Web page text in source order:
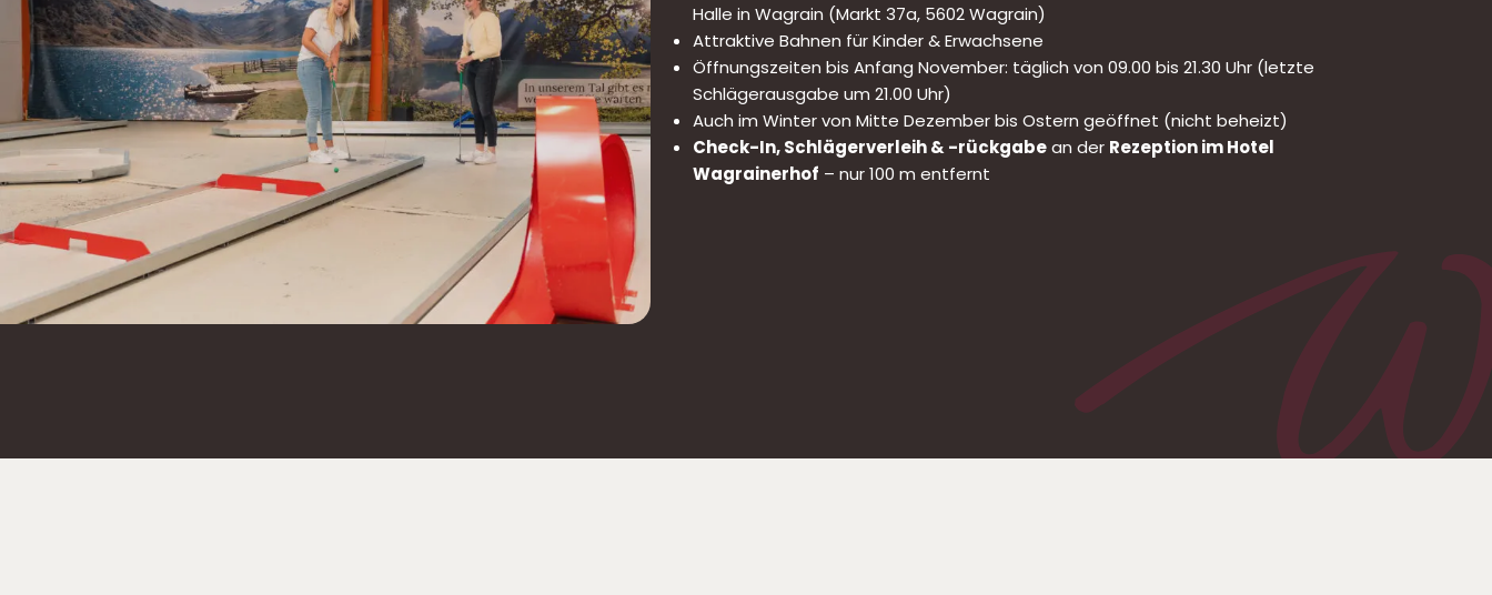
Halle in Wagrain (Markt 37a, 5602 Wagrain)
Attraktive Bahnen für Kinder & Erwachsene
Öffnungszeiten bis Anfang November: täglich von 09.00 bis 21.30 Uhr (letzte
Schlägerausgabe um 21.00 Uhr)
Auch im Winter von Mitte Dezember bis Ostern geöffnet (nicht beheizt)
Check-In, Schlägerverleih & -rückgabean der Rezeption im Hotel
Wagrainerhof – nur 100 m entfernt